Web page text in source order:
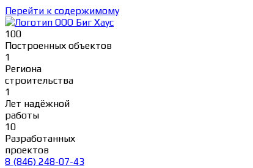
Перейти к содержимому
100
Построенных объектов
1
Региона
строительства
1
Лет надёжной
работы
10
Разработанных
проектов
8 (846) 248-07-43